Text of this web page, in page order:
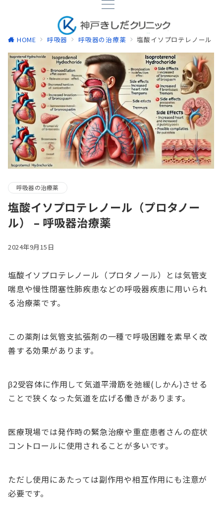
HOME 呼吸器 呼吸器の治療薬 塩酸イソプロテレノール
呼吸器の治療薬
塩酸イソプロテレノール（プロタノー
ル） – 呼吸器治療薬
2024年9月15日
塩酸イソプロテレノール（プロタノール）とは気管支
喘息や慢性閉塞性肺疾患などの呼吸器疾患に用いられ
る治療薬です。
この薬剤は気管支拡張剤の一種で呼吸困難を素早く改
善する効果があります。
β2受容体に作用して気道平滑筋を弛緩(しかん)させる
ことで狭くなった気道を広げる働きがあります。
医療現場では発作時の緊急治療や重症患者さんの症状
コントロールに使用されることが多いです。
ただし使用にあたっては副作用や相互作用にも注意が
必要です。